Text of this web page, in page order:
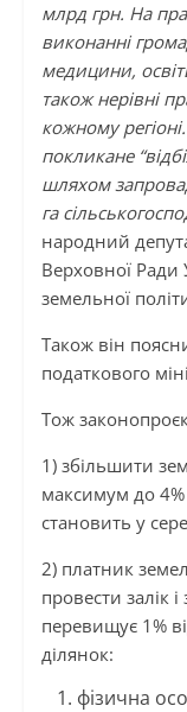
млрд грн. На
виконанні
медицини,
також нерівні
кожному
покликане
шляхом
га
народний
Верховної Ради
земельної
Також він
податкового
Тож
1) збільшити
максимум до
становить у
2) платник
провести залік
перевищує 1%
ділянок:
фізична